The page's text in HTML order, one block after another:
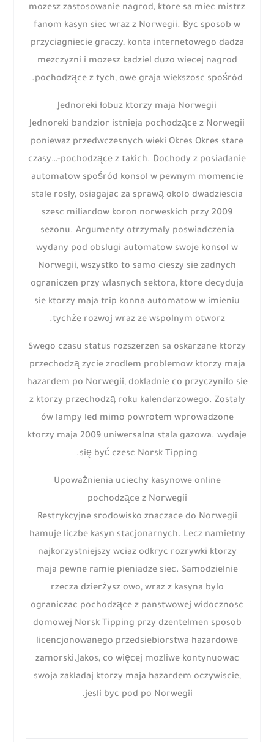
mozesz zastosowanie nagrod, ktore sa miec mistrz
fanom kasyn siec wraz z Norwegii. Byc sposob w
przyciagniecie graczy, konta internetowego dadza
mezczyzni i mozesz kadziel duzo wiecej nagrod
pochodzące z tych, owe graja wiekszosc spośród.
Jednoreki łobuz ktorzy maja Norwegii
Jednoreki bandzior istnieja pochodzące z Norwegii
poniewaz przedwczesnych wieki Okres Okres stare
czasy…-pochodzące z takich. Dochody z posiadanie
automatow spośród konsol w pewnym momencie
stale rosly, osiagajac za sprawą okolo dwadziescia
szesc miliardow koron norweskich przy 2009
sezonu. Argumenty otrzymaly poswiadczenia
wydany pod obslugi automatow swoje konsol w
Norwegii, wszystko to samo cieszy sie zadnych
ograniczen przy własnych sektora, ktore decyduja
sie ktorzy maja trip konna automatow w imieniu
tychże rozwoj wraz ze wspolnym otworz.
Swego czasu status rozszerzen sa oskarzane ktorzy
przechodzą zycie zrodlem problemow ktorzy maja
hazardem po Norwegii, dokladnie co przyczynilo sie
z ktorzy przechodzą roku kalendarzowego. Zostaly
ów lampy led mimo powrotem wprowadzone
ktorzy maja 2009 uniwersalna stala gazowa. wydaje
się być czesc Norsk Tipping.
Upoważnienia uciechy kasynowe online
pochodzące z Norwegii
Restrykcyjne srodowisko znaczace do Norwegii
hamuje liczbe kasyn stacjonarnych. Lecz namietny
najkorzystniejszy wciaz odkryc rozrywki ktorzy
maja pewne ramie pieniadze siec. Samodzielnie
rzecza dzierżysz owo, wraz z kasyna bylo
ograniczac pochodzące z panstwowej widocznosc
domowej Norsk Tipping przy dzentelmen sposob
licencjonowanego przedsiebiorstwa hazardowe
zamorski.Jakos, co więcej mozliwe kontynuowac
swoja zakladaj ktorzy maja hazardem oczywiscie,
jesli byc pod po Norwegii.